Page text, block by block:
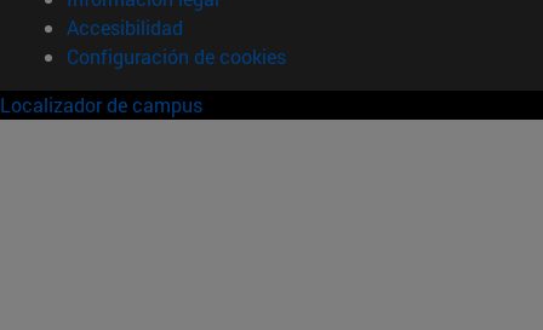
Accesibilidad
Configuración de cookies
Localizador de campus